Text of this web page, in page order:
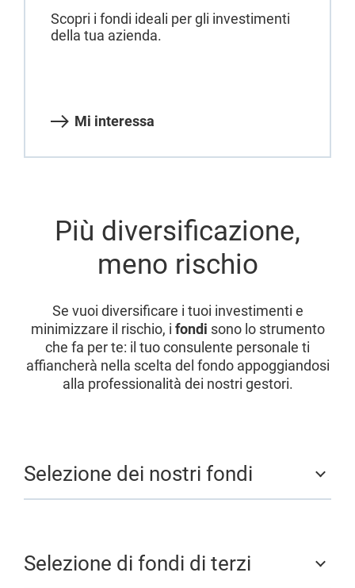
Scopri i fondi ideali per gli investimenti
della tua azienda.
Mi interessa
Più diversificazione,
meno rischio
Se vuoi diversificare i tuoi investimenti e
minimizzare il rischio, i fondi sono lo strumento
che fa per te: il tuo consulente personale ti
affiancherà nella scelta del fondo appoggiandosi
alla professionalità dei nostri gestori.
Selezione dei nostri fondi
Selezione di fondi di terzi